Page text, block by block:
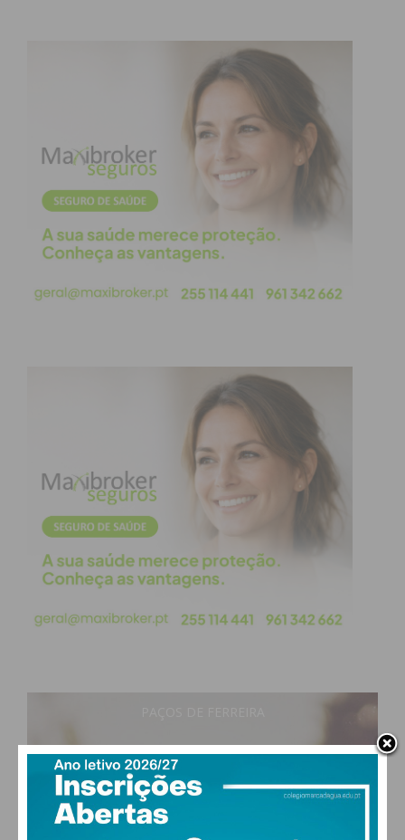
O casal, ex-emigrantes em França, foi transportado
para o Hospital Padre Américo, em Penafiel.
A Polícia Judiciária foi chamada ao local e está agora
a investigar o assalto.
Subscreva a newsletter do
Imediato
obtenha de forma regular a informação
atualizada.
Eu li e concordo com os
termos e
condições
18°
clear sky
vento: 1m/s ESE
MAX 18 • MIN 18